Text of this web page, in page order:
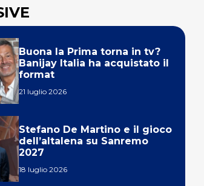
Buona la Prima torna in tv?
Banijay Italia ha acquistato il
format
21 luglio 2026
Stefano De Martino e il gioco
dell’altalena su Sanremo
2027
18 luglio 2026